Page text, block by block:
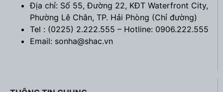
Địa chỉ: Số 55, Đường 22, KĐT Waterfront City,
Phường Lê Chân, TP. Hải Phòng (Chỉ đường)
Tel : (0225) 2.222.555 – Hotline: 0906.222.555
Email: sonha@shac.vn